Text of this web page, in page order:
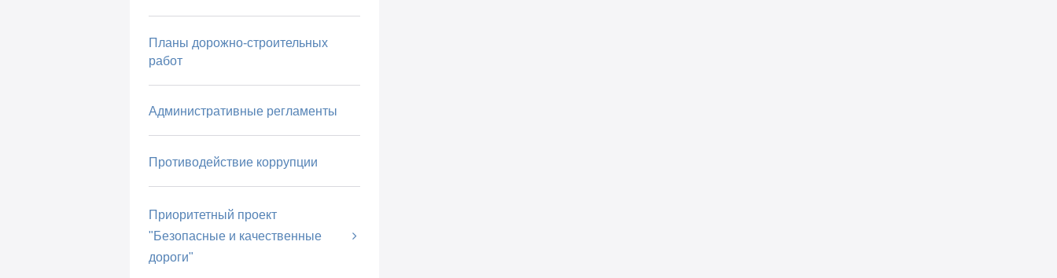
Планы дорожно-строительных
работ
Административные регламенты
Противодействие коррупции
Приоритетный проект
"Безопасные и качественные
дороги"